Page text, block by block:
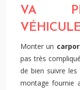
VA
Monter un
pas très
de bien suivre
montage fournie